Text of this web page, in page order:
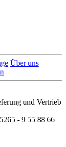
Über uns
und Vertrieb
- 9 55 88 66